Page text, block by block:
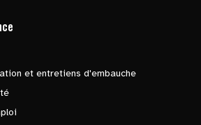
et entretiens d'embauche